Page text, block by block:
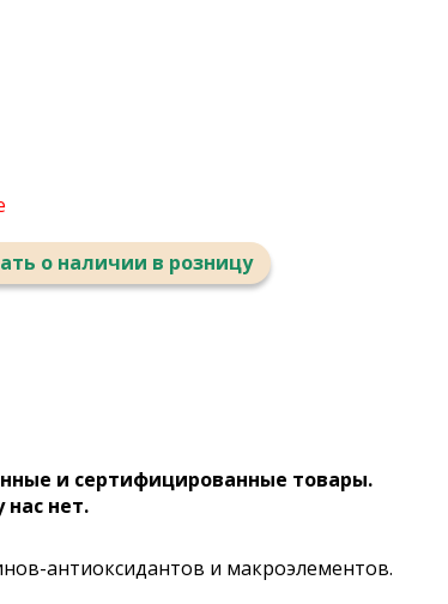
о наличии в розницу
и сертифицированные товары.
нас нет.
антиоксидантов и макроэлементов.